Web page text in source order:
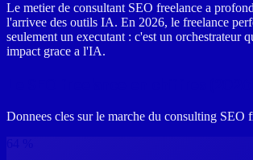
Le metier de consultant SEO freelance a
l'arrivee des outils IA. En 2026, le freelance
seulement un executant : c'est un orchestrateur
impact grace a l'IA.
Donnees cles sur le marche du consulting SEO